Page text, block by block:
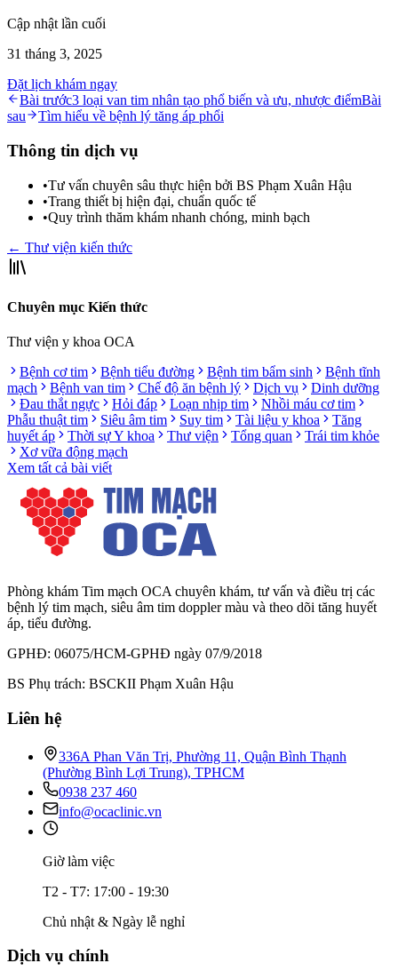
Cập nhật lần cuối
31 tháng 3, 2025
Đặt lịch khám ngay
Bài trước3 loại van tim nhân tạo phổ biến và ưu, nhược điểmBài
sau
Tìm hiểu về bệnh lý tăng áp phổi
Thông tin dịch vụ
•Tư vấn chuyên sâu thực hiện bởi BS Phạm Xuân Hậu
•Trang thiết bị hiện đại, chuẩn quốc tế
•Quy trình thăm khám nhanh chóng, minh bạch
← Thư viện kiến thức
Chuyên mục Kiến thức
Thư viện y khoa OCA
Bệnh cơ tim
Bệnh tiểu đường Bệnh tim bẩm sinh
Bệnh tĩnh
mạch
Bệnh van tim Chế độ ăn bệnh lý Dịch vụ
Dinh dưỡng
Đau thắt ngực
Hỏi đáp Loạn nhịp tim
Nhồi máu cơ tim
Phẫu thuật tim
Siêu âm tim Suy tim Tài liệu y khoa
Tăng
huyết áp
Thời sự Y khoa Thư viện Tổng quan
Trái tim khỏe
Xơ vữa động mạch
Xem tất cả bài viết
Phòng khám Tim mạch OCA chuyên khám, tư vấn và điều trị các
bệnh lý tim mạch, siêu âm tim doppler màu và theo dõi tăng huyết
áp, tiểu đường.
GPHĐ: 06075/HCM-GPHĐ ngày 07/9/2018
BS Phụ trách: BSCKII Phạm Xuân Hậu
Liên hệ
336A Phan Văn Trị, Phường 11, Quận Bình Thạnh
(Phường Bình Lợi Trung), TPHCM
0938 237 460
info@ocaclinic.vn
Giờ làm việc
T2 - T7: 17:00 - 19:30
Chủ nhật & Ngày lễ nghỉ
Dịch vụ chính